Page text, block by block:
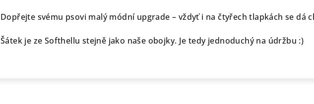
Dopřejte svému psovi malý módní upgrade – vždyť i na čtyřech tlapkách se dá
Šátek je ze Softhellu stejně jako naše obojky. Je tedy jednoduchý na údržbu :)